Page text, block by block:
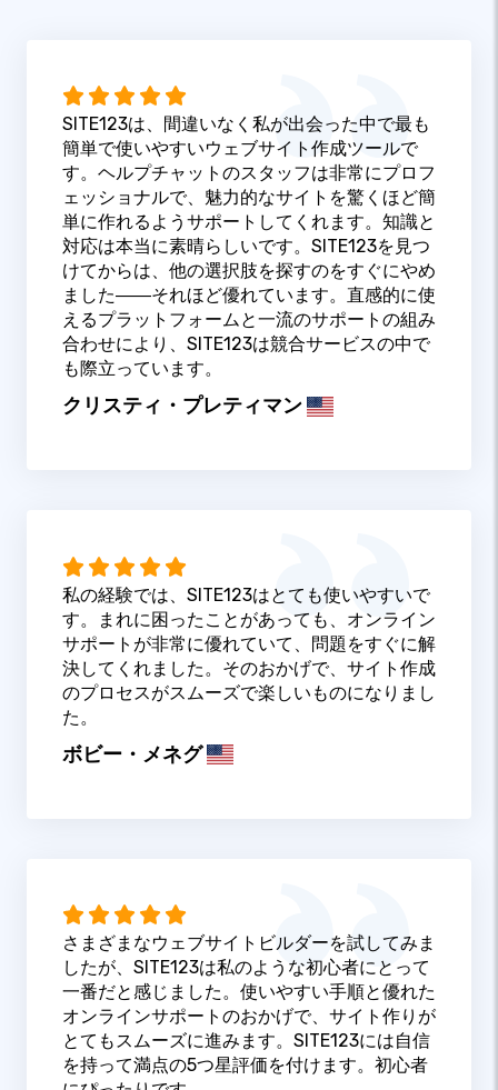
SITE123は、間違いなく私が出会った中で最も
簡単で使いやすいウェブサイト作成ツールで
す。ヘルプチャットのスタッフは非常にプロフ
ェッショナルで、魅力的なサイトを驚くほど簡
単に作れるようサポートしてくれます。知識と
対応は本当に素晴らしいです。SITE123を見つ
けてからは、他の選択肢を探すのをすぐにやめ
ました――それほど優れています。直感的に使
えるプラットフォームと一流のサポートの組み
合わせにより、SITE123は競合サービスの中で
も際立っています。
クリスティ・プレティマン
私の経験では、SITE123はとても使いやすいで
す。まれに困ったことがあっても、オンライン
サポートが非常に優れていて、問題をすぐに解
決してくれました。そのおかげで、サイト作成
のプロセスがスムーズで楽しいものになりまし
た。
ボビー・メネグ
さまざまなウェブサイトビルダーを試してみま
したが、SITE123は私のような初心者にとって
一番だと感じました。使いやすい手順と優れた
オンラインサポートのおかげで、サイト作りが
とてもスムーズに進みます。SITE123には自信
を持って満点の5つ星評価を付けます。初心者